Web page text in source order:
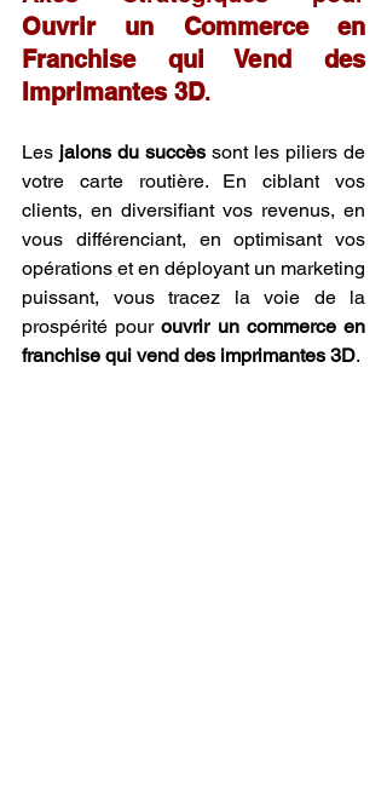
Ouvrir un Commerce en
Franchise qui Vend des
Imprimantes 3D.
Les jalons du succès sont les piliers de
votre carte routière. En ciblant vos
clients, en diversifiant vos revenus, en
vous différenciant, en optimisant vos
opérations et en déployant un marketing
puissant, vous tracez la voie de la
prospérité pour ouvrir un commerce en
franchise qui vend des imprimantes 3D.